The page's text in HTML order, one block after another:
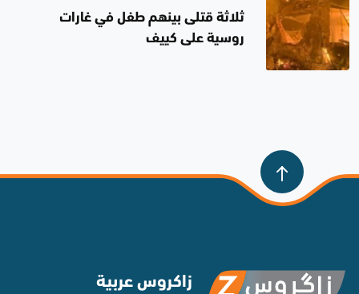
ثلاثة قتلى بينهم طفل في غارات
روسية على كييف
زاكروس عربية